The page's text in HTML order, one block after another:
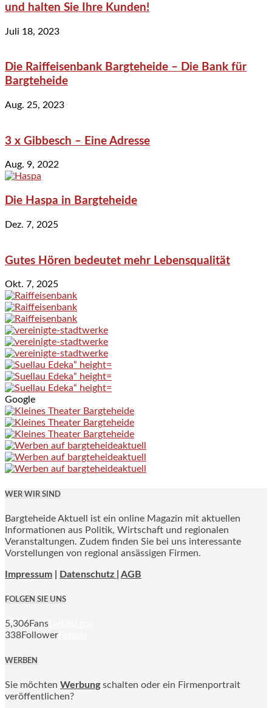
und halten Sie Ihre Kunden!
Juli 18, 2023
Die Raiffeisenbank Bargteheide – Die Bank für
Bargteheide
Aug. 25, 2023
3 x Gibbesch – Eine Adresse
Aug. 9, 2022
Die Haspa in Bargteheide
Dez. 7, 2025
Gutes Hören bedeutet mehr Lebensqualität
Okt. 7, 2025
Google
WER WIR SIND
Bargteheide Aktuell ist ein online Magazin mit aktuellen
Informationen aus Politik, Wirtschaft und regionalen
Veranstaltungen. Zudem finden Sie bei uns interessante
Vorstellungen von regional ansässigen Firmen.
Impressum Datenschutz | AGB
FOLGEN SIE UNS
5,306Fans
338Follower
WERBEN
Sie möchten Werbung schalten oder ein Firmenportrait
veröffentlichen?